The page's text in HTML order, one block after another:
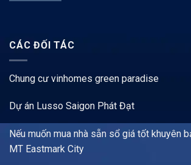
CÁC ĐỐI TÁC
Chung cư vinhomes green paradise
Dự án Lusso Saigon Phát Đạt
Nếu muốn mua nhà sẵn sổ giá tốt khuyên
MT Eastmark City